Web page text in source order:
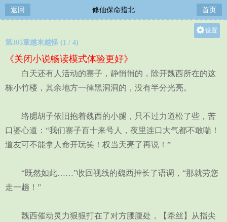
返回 修仙保命指北 首页
设置
中
第305章越来越怪 (1 / 4)
《关闭小说畅读模式体验更好》
白天还有人活动的寨子，静悄悄的，除开魏西所在的这
栋小竹楼，其余地方一律黑洞洞的，没有半分光亮。
络腮胡子依旧抱着魏西的小腿，只不过力道松了些，苦
口婆心道：“我们寨子百十来号人，夜里连口大气都不敢喘！
道友可不能拿人命开玩笑！权当天亮了再说！”
“既然如此……”收回视线的魏西抻长了语调，“那就劳您
走一趟！”
魏西催动灵力狠狠打在了对方腰腹处，【牵丝】从指尖